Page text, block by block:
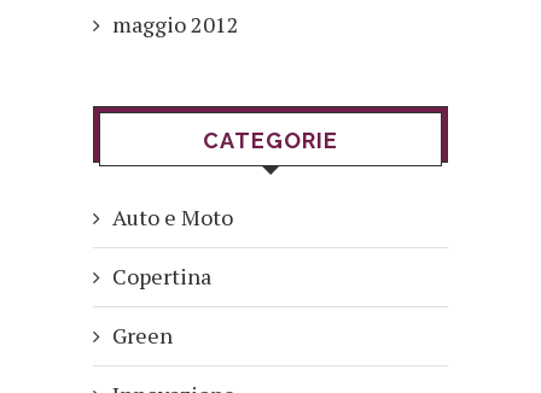
maggio 2012
CATEGORIE
Auto e Moto
Copertina
Green